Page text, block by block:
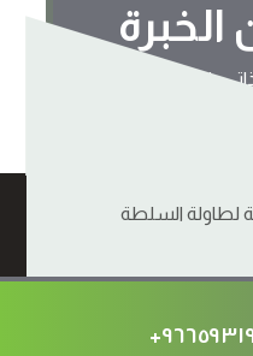
والماكينة الآلية
لطاولة السلطة